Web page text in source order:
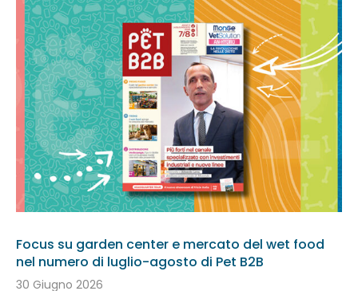
Focus su garden center e mercato del wet food
nel numero di luglio-agosto di Pet B2B
30 Giugno 2026